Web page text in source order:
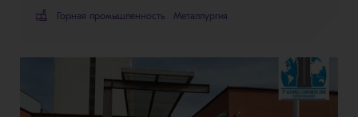
Горная промышленность Металлургия